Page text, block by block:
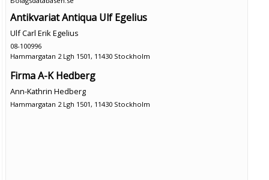
Antikvariat Antiqua Ulf Egelius
Ulf Carl Erik Egelius
08-100996
Hammargatan 2 Lgh 1501, 11430 Stockholm
Firma A-K Hedberg
Ann-Kathrin Hedberg
Hammargatan 2 Lgh 1501, 11430 Stockholm